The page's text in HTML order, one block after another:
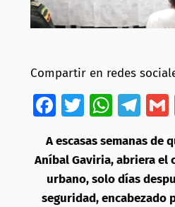
Compartir en redes
Facebook
Twitter
A escasas semanas de
Aníbal Gaviria, abriera el
urbano, solo días
seguridad, encabezado